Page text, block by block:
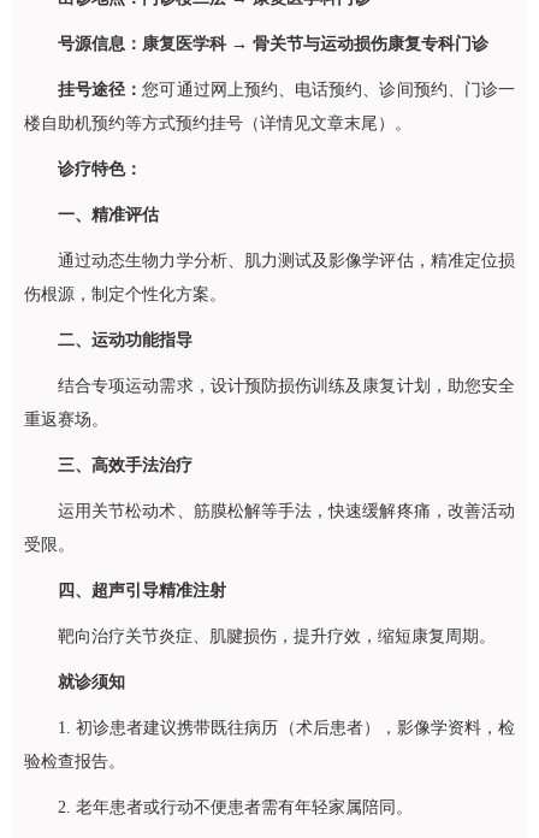
号源信息： 康复医学科 → 骨关节与运动损伤康复专科门诊
挂号途径：您可通过网上预约、电话预约、诊间预约、门诊一
楼自助机预约等方式预约挂号（详情见文章末尾）。
诊疗特色：
一、精准评估
通过动态生物力学分析、肌力测试及影像学评估，精准定位损
伤根源，制定个性化方案。
二、运动功能指导
结合专项运动需求，设计预防损伤训练及康复计划，助您安全
重返赛场。
三、高效手法治疗
运用关节松动术、筋膜松解等手法，快速缓解疼痛，改善活动
受限。
四、超声引导精准注射
靶向治疗关节炎症、肌腱损伤，提升疗效，缩短康复周期。
就诊须知
1. 初诊患者建议携带既往病历（术后患者），影像学资料，检
验检查报告。
2. 老年患者或行动不便患者需有年轻家属陪同。